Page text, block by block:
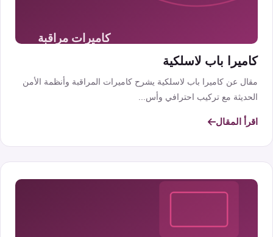
كاميرا باب لاسلكية
مقال عن كاميرا باب لاسلكية يشرح كاميرات المراقبة وأنظمة الأمن
الحديثة مع تركيب احترافي وأس...
اقرأ المقال